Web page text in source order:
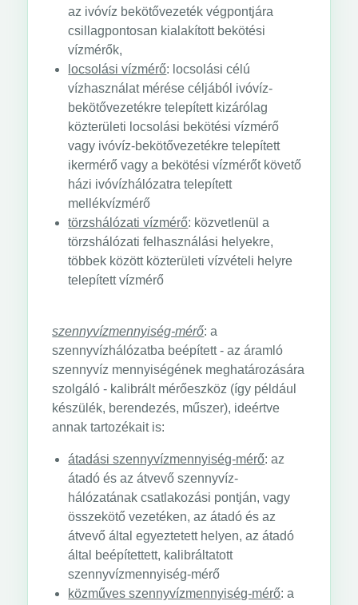
az ivóvíz bekötővezeték végpontjára
csillagpontosan kialakított bekötési
vízmérők,
locsolási vízmérő: locsolási célú
vízhasználat mérése céljából ivóvíz-
bekötővezetékre telepített kizárólag
közterületi locsolási bekötési vízmérő
vagy ivóvíz-bekötővezetékre telepített
ikermérő vagy a bekötési vízmérőt követő
házi ivóvízhálózatra telepített
mellékvízmérő
törzshálózati vízmérő: közvetlenül a
törzshálózati felhasználási helyekre,
többek között közterületi vízvételi helyre
telepített vízmérő
szennyvízmennyiség-mérő: a
szennyvízhálózatba beépített - az áramló
szennyvíz mennyiségének meghatározására
szolgáló - kalibrált mérőeszköz (így például
készülék, berendezés, műszer), ideértve
annak tartozékait is:
átadási szennyvízmennyiség-mérő: az
átadó és az átvevő szennyvíz-
hálózatának csatlakozási pontján, vagy
összekötő vezetéken, az átadó és az
átvevő által egyeztetett helyen, az átadó
által beépítettett, kalibráltatott
szennyvízmennyiség-mérő
közműves szennyvízmennyiség-mérő: a